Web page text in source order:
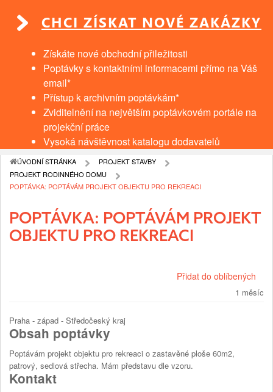
CHCI ZÍSKAT NOVÉ ZAKÁZKY
Získáte nové obchodní přiležitosti
Poptávky s kontaktními informacemi přímo na Váš
email*
Přístup k archivním poptávkám*
Zviditelnění na největším poptávkovém portále na
projekční práce
Vysoká návštěvnost katalogu dodavatelů
ÚVODNÍ STRÁNKA
PROJEKT STAVBY
PROJEKT RODINNÉHO DOMU
POPTÁVKA: POPTÁVÁM PROJEKT OBJEKTU PRO REKREACI
POPTÁVKA: POPTÁVÁM PROJEKT
OBJEKTU PRO REKREACI
Přidat do oblíbených
1 měsíc
Praha - západ - Středočeský kraj
Obsah poptávky
Poptávám projekt objektu pro rekreaci o zastavěné ploše 60m2,
patrový, sedlová střecha. Mám představu dle vzoru.
Kontakt